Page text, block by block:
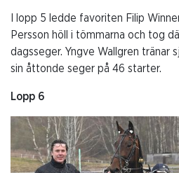
I lopp 5 ledde favoriten Filip
Persson höll i tömmarna och tog
dagsseger. Yngve Wallgren tränar
sin åttonde seger på 46 starter.
Lopp 6